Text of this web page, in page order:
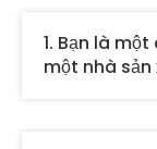
1. Bạn là
một nhà